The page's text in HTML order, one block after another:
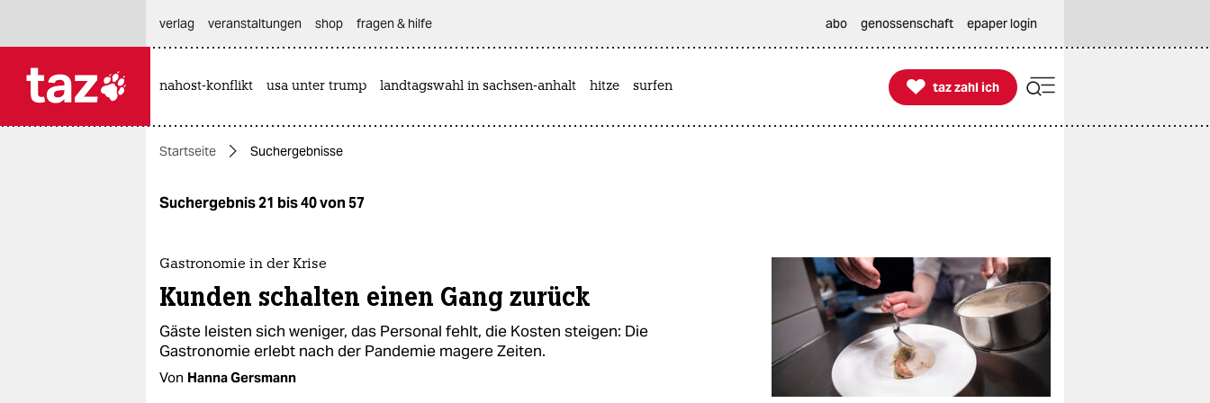
themen
politik
gesellschaft
kultur
verlag
veranstaltungen shop fragen & hilfe abo genossenschaft epaper login
nahost-konflikt usa unter trump landtagswahl in sachsen-anhalt hitze surfen 
taz zahl ich
taz zahl ich
Startseite Suchergebnisse
Suchergebnis 21 bis 40 von 57
Gastronomie in der Krise
Kunden schalten einen Gang zurück
Gäste leisten sich weniger, das Personal fehlt, die Kosten steigen: Die
Gastronomie erlebt nach der Pandemie magere Zeiten.
Von Hanna Gersmann